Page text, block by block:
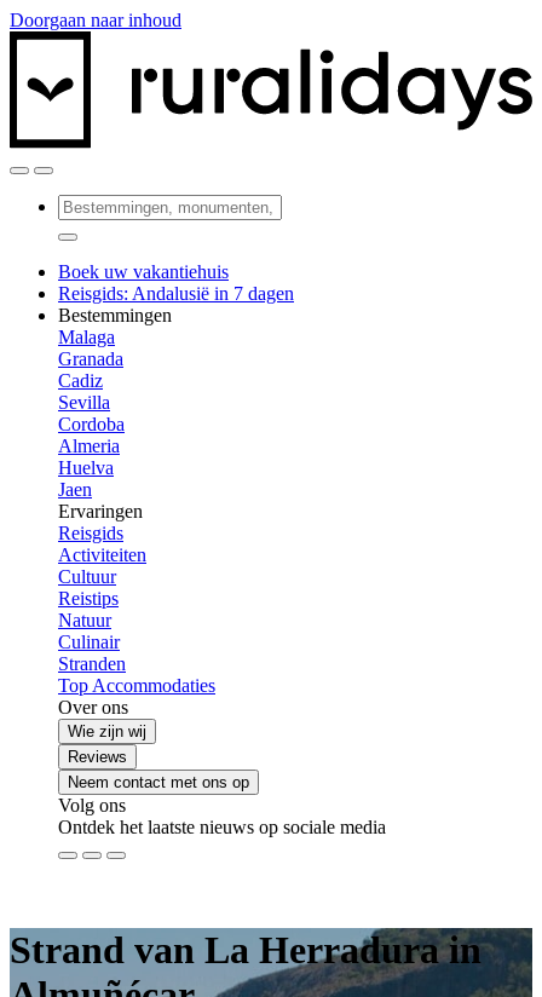
Doorgaan naar inhoud
Boek uw vakantiehuis
Reisgids: Andalusië in 7 dagen
Bestemmingen
Malaga
Granada
Cadiz
Sevilla
Cordoba
Almeria
Huelva
Jaen
Ervaringen
Reisgids
Activiteiten
Cultuur
Reistips
Natuur
Culinair
Stranden
Top Accommodaties
Over ons
Wie zijn wij
Reviews
Neem contact met ons op
Volg ons
Ontdek het laatste nieuws op sociale media
Strand van La Herradura in